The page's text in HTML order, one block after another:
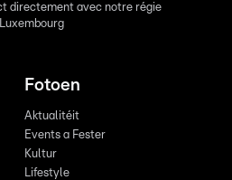
directement avec notre régie
Fotoen
Aktualitéit
Events a Fester
Kultur
Lifestyle